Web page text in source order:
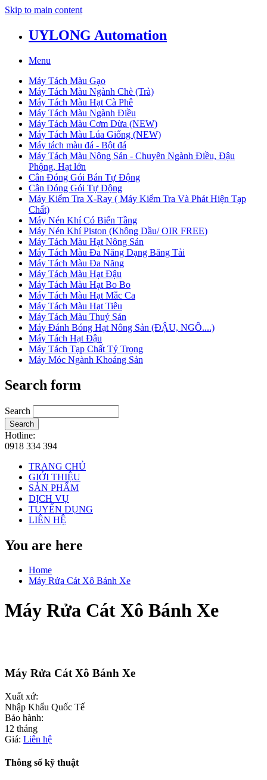
Skip to main content
UYLONG Automation
Menu
Máy Tách Màu Gạo
Máy Tách Màu Ngành Chè (Trà)
Máy Tách Màu Hạt Cà Phê
Máy Tách Màu Ngành Điều
Máy Tách Màu Cơm Dừa (NEW)
Máy Tách Màu Lúa Giống (NEW)
Máy tách màu đá - Bột đá
Máy Tách Màu Nông Sản - Chuyên Ngành Điều, Đậu
Phộng, Hạt lớn
Cân Đóng Gói Bán Tự Động
Cân Đóng Gói Tự Động
Máy Kiểm Tra X-Ray ( Máy Kiểm Tra Và Phát Hiện Tạp
Chất)
Máy Nén Khí Có Biến Tầng
Máy Nén Khí Piston (Không Dầu/ OIR FREE)
Máy Tách Màu Hạt Nông Sản
Máy Tách Màu Đa Năng Dạng Băng Tải
Máy Tách Màu Đa Năng
Máy Tách Màu Hạt Đậu
Máy Tách Màu Hạt Bo Bo
Máy Tách Màu Hạt Mắc Ca
Máy Tách Màu Hạt Tiêu
Máy Tách Màu Thuỷ Sản
Máy Đánh Bóng Hạt Nông Sản (ĐẬU, NGÔ....)
Máy Tách Hạt Đậu
Máy Tách Tạp Chất Tỷ Trọng
Máy Móc Ngành Khoáng Sản
Search form
Search
Search
Hotline:
0918 334 394
TRANG CHỦ
GIỚI THIỆU
SẢN PHẨM
DỊCH VỤ
TUYỂN DỤNG
LIÊN HỆ
You are here
Home
Máy Rửa Cát Xô Bánh Xe
Máy Rửa Cát Xô Bánh Xe
Máy Rửa Cát Xô Bánh Xe
Xuất xứ:
Nhập Khẩu Quốc Tế
Bảo hành:
12 tháng
Giá: Liên hệ
Thông số kỹ thuật